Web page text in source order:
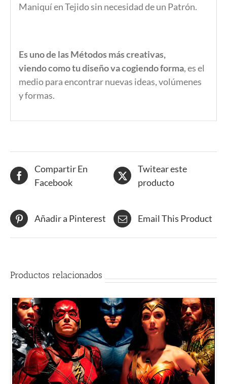
Maniquí en Tejido sin necesidad de un Patrón.
Es uno de las Métodos más creativas,
viendo como tu diseño va cogiendo forma, es el
medio para encontrar nuevas ideas, volúmenes
y formas.
Compartir En
Facebook
Twitear este
producto
Añadir a Pinterest Email This Product
Productos relacionados